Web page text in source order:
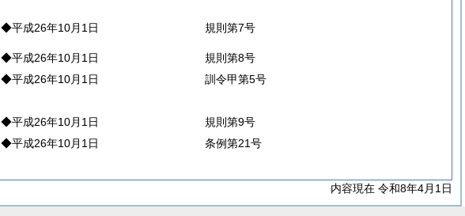
◆平成26年10月1日 規則第7号
◆平成26年10月1日
規則第8号
◆平成26年10月1日
訓令甲第5号
◆平成26年10月1日
規則第9号
◆平成26年10月1日 条例第21号
内容現在 令和8年4月1日